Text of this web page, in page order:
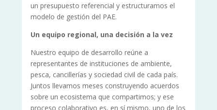
un presupuesto referencial y estructuramos el
modelo de gestión del PAE.
Un equipo regional, una decisión a la vez
Nuestro equipo de desarrollo reúne a
representantes de instituciones de ambiente,
pesca, cancillerías y sociedad civil de cada país.
Juntos llevamos meses construyendo acuerdos
sobre un ecosistema que compartimos; y ese
proceso colaborativo es, en sí mismo, uno de los